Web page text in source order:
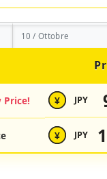
10 / Ottobre
Price! ¥ JPY
¥ JPY